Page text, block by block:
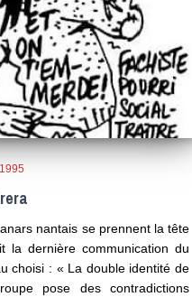
nantais se prennent la tête
la dernière communication du
choisi : « La double identité de
pose des contradictions